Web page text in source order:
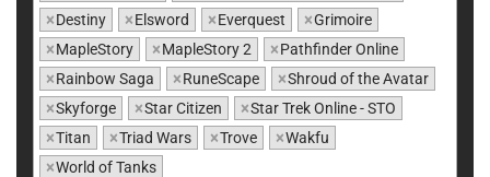
×Destiny ×Elsword ×Everquest ×Grimoire
×MapleStory ×MapleStory 2 ×Pathfinder Online
×Rainbow Saga ×RuneScape ×Shroud of the Avatar
×Skyforge ×Star Citizen ×Star Trek Online - STO
×Titan ×Triad Wars ×Trove ×Wakfu
×World of Tanks